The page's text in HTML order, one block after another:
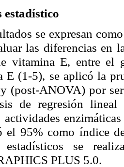
estadístico
se expresan
las diferencias en
vitamina E, entre el
E (1-5), se aplicó la
(post-ANOVA) por
de regresión lineal
actividades
el 95% como índice
estadísticos se
PLUS 5.0.